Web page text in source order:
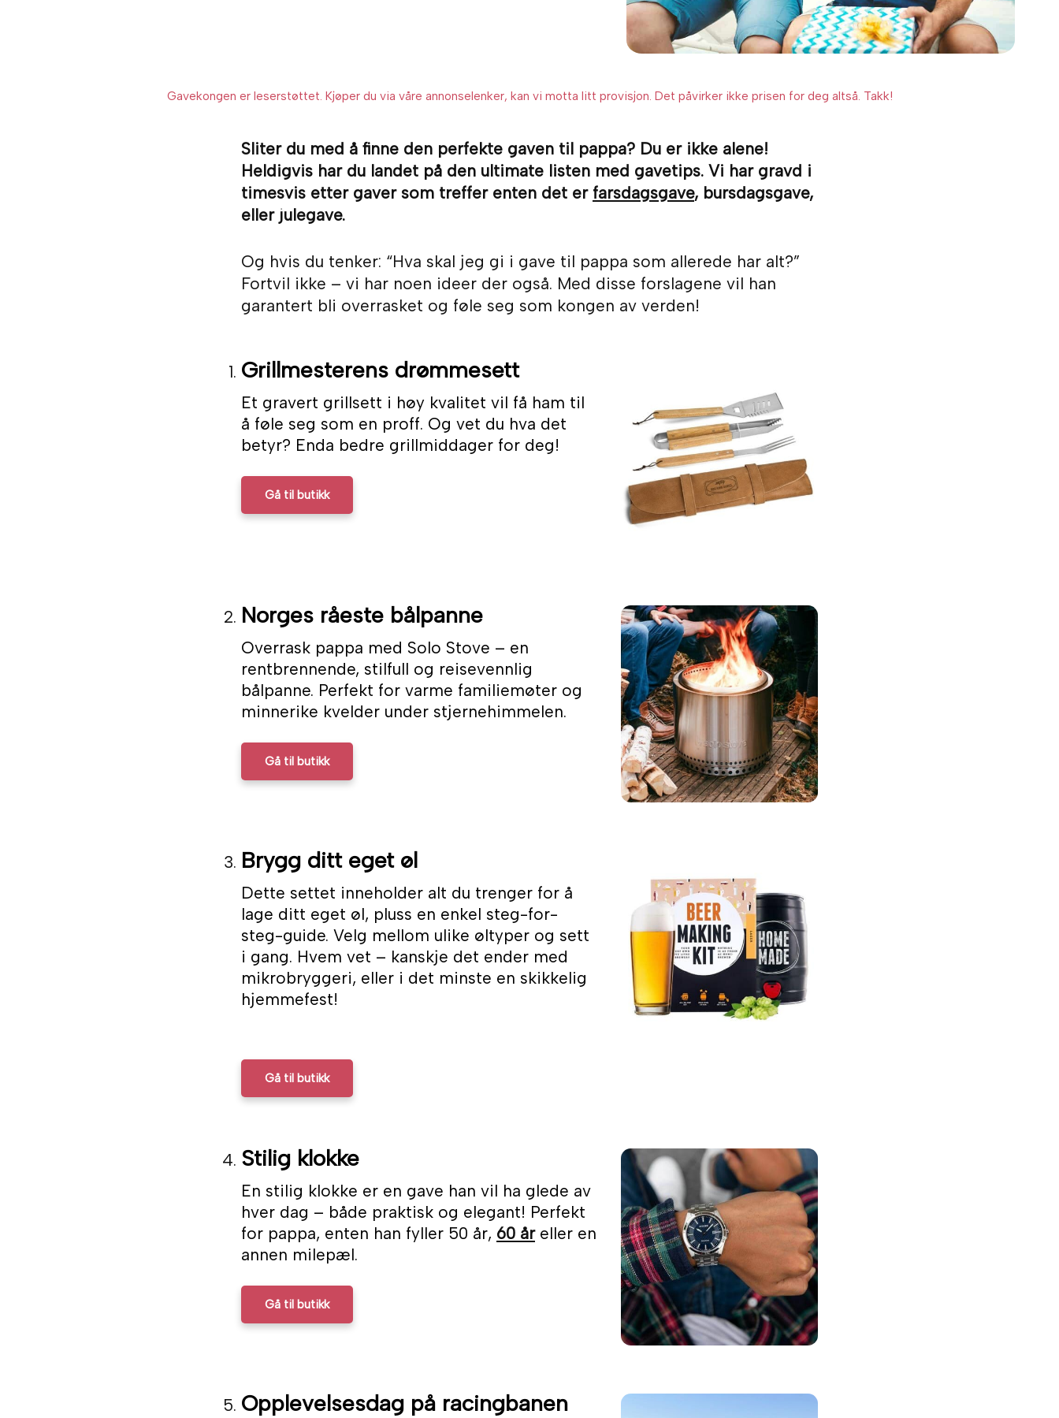
Gavekongen er leserstøttet. Kjøper du via våre annonselenker, kan vi motta litt provisjon. Det påvirker ikke prisen for deg altså. Takk!
Sliter du med å finne den perfekte gaven til pappa? Du er ikke alene!
Heldigvis har du landet på den ultimate listen med gavetips. Vi har gravd i
timesvis etter gaver som treffer enten det er farsdagsgave, bursdagsgave,
eller julegave.
Og hvis du tenker: “Hva skal jeg gi i gave til pappa som allerede har alt?”
Fortvil ikke – vi har noen ideer der også. Med disse forslagene vil han
garantert bli overrasket og føle seg som kongen av verden!
Grillmesterens drømmesett
Et gravert grillsett i høy kvalitet vil få ham til
å føle seg som en proff. Og vet du hva det
betyr? Enda bedre grillmiddager for deg!
Gå til butikk
Norges råeste bålpanne
Overrask pappa med Solo Stove – en
rentbrennende, stilfull og reisevennlig
bålpanne. Perfekt for varme familiemøter og
minnerike kvelder under stjernehimmelen.
Gå til butikk
Brygg ditt eget øl
Dette settet inneholder alt du trenger for å
lage ditt eget øl, pluss en enkel steg-for-
steg-guide. Velg mellom ulike øltyper og sett
i gang. Hvem vet – kanskje det ender med
mikrobryggeri, eller i det minste en skikkelig
hjemmefest!
Gå til butikk
Stilig klokke
En stilig klokke er en gave han vil ha glede av
hver dag – både praktisk og elegant! Perfekt
for pappa, enten han fyller 50 år, 60 åreller en
annen milepæl.
Gå til butikk
Opplevelsesdag på racingbanen